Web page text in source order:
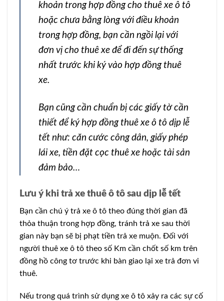
khoản trong hợp đồng cho thuê xe ô tô
hoặc chưa bằng lòng với điều khoản
trong hợp đồng, bạn cần ngồi lại với
đơn vị cho thuê xe để đi đến sự thống
nhất trước khi ký vào hợp đồng thuê
xe.
Bạn cũng cần chuẩn bị các giấy tờ cần
thiết để ký hợp đồng thuê xe ô tô dịp lễ
tết như: căn cước công dân, giấy phép
lái xe, tiền đặt cọc thuê xe hoặc tài sản
đảm bảo…
Lưu ý khi trả xe thuê ô tô sau dịp lễ tết
Bạn cần chú ý trả xe ô tô theo đúng thời gian đã
thỏa thuận trong hợp đồng, tránh trả xe sau thời
gian này bạn sẽ bị phạt tiền trả xe muộn. Đối với
người thuê xe ô tô theo số Km cần chốt số km trên
đồng hồ công tơ trước khi bàn giao lại xe trả đơn vi
thuê.
Nếu trong quá trình sử dụng xe ô tô xảy ra các sự cố